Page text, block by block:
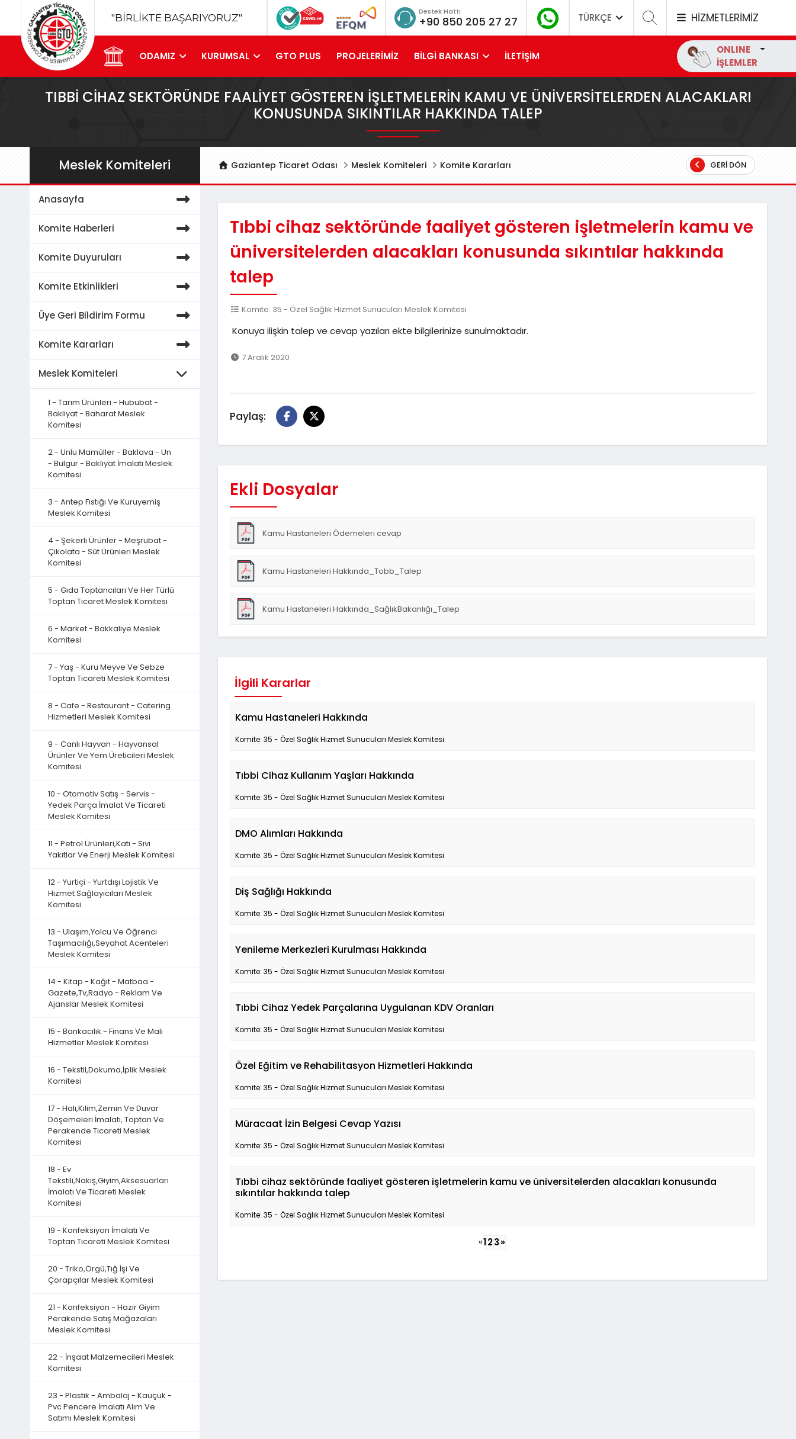
"BİRLİKTE BAŞARIYORUZ"
Destek Hattı
+90 850 205 27 27 TÜRKÇE HİZMETLERİMİZ
ODAMIZ KURUMSAL GTO PLUS PROJELERİMİZ BİLGİ BANKASI İLETİŞİM
ONLINE
İŞLEMLER
TIBBI CIHAZ SEKTÖRÜNDE FAALIYET GÖSTEREN IŞLETMELERIN KAMU VE ÜNIVERSITELERDEN ALACAKLARI
KONUSUNDA SIKINTILAR HAKKINDA TALEP
Gaziantep Ticaret Odası Meslek Komiteleri Komite Kararları GERI DÖN
Meslek Komiteleri
Anasayfa
Komite Haberleri
Komite Duyuruları
Komite Etkinlikleri
Üye Geri Bildirim Formu
Komite Kararları
Meslek Komiteleri
1 - Tarım Ürünleri - Hububat -
Bakliyat - Baharat Meslek
Komitesi
2 - Unlu Mamüller - Baklava - Un
- Bulgur - Bakliyat İmalatı Meslek
Komitesi
3 - Antep Fıstığı Ve Kuruyemiş
Meslek Komitesi
4 - Şekerli Ürünler - Meşrubat -
Çikolata - Süt Ürünleri Meslek
Komitesi
5 - Gıda Toptancıları Ve Her Türlü
Toptan Ticaret Meslek Komitesi
6 - Market - Bakkaliye Meslek
Komitesi
7 - Yaş - Kuru Meyve Ve Sebze
Toptan Ticareti Meslek Komitesi
8 - Cafe - Restaurant - Catering
Hizmetleri Meslek Komitesi
9 - Canlı Hayvan - Hayvansal
Ürünler Ve Yem Üreticileri Meslek
Komitesi
10 - Otomotiv Satış - Servis -
Yedek Parça İmalat Ve Ticareti
Meslek Komitesi
11 - Petrol Ürünleri,Katı - Sıvı
Yakıtlar Ve Enerji Meslek Komitesi
12 - Yurtiçi - Yurtdışı Lojistik Ve
Hizmet Sağlayıcıları Meslek
Komitesi
13 - Ulaşım,Yolcu Ve Öğrenci
Taşımacılığı,Seyahat Acenteleri
Meslek Komitesi
14 - Kitap - Kağıt - Matbaa -
Gazete,Tv,Radyo - Reklam Ve
Ajanslar Meslek Komitesi
15 - Bankacılık - Finans Ve Mali
Hizmetler Meslek Komitesi
16 - Tekstil,Dokuma,İplik Meslek
Komitesi
17 - Halı,Kilim,Zemin Ve Duvar
Döşemeleri İmalatı, Toptan Ve
Perakende Ticareti Meslek
Komitesi
18 - Ev
Tekstili,Nakış,Giyim,Aksesuarları
İmalatı Ve Ticareti Meslek
Komitesi
19 - Konfeksiyon İmalatı Ve
Toptan Ticareti Meslek Komitesi
20 - Triko,Örgü,Tığ İşi Ve
Çorapçılar Meslek Komitesi
21 - Konfeksiyon - Hazır Giyim
Perakende Satış Mağazaları
Meslek Komitesi
22 - İnşaat Malzemecileri Meslek
Komitesi
23 - Plastik - Ambalaj - Kauçuk -
Pvc Pencere İmalatı Alım Ve
Satımı Meslek Komitesi
Tıbbi cihaz sektöründe faaliyet gösteren işletmelerin kamu ve
üniversitelerden alacakları konusunda sıkıntılar hakkında
talep
Komite: 35 - Özel Sağlık Hizmet Sunucuları Meslek Komitesi
Konuya ilişkin talep ve cevap yazıları ekte bilgilerinize sunulmaktadır.
7 Aralık 2020
Paylaş:
Ekli Dosyalar
Kamu Hastaneleri Ödemeleri cevap
Kamu Hastaneleri Hakkında_Tobb_Talep
Kamu Hastaneleri Hakkında_SağlıkBakanlığı_Talep
İlgili Kararlar
Kamu Hastaneleri Hakkında
Komite: 35 - Özel Sağlık Hizmet Sunucuları Meslek Komitesi
Tıbbi Cihaz Kullanım Yaşları Hakkında
Komite: 35 - Özel Sağlık Hizmet Sunucuları Meslek Komitesi
DMO Alımları Hakkında
Komite: 35 - Özel Sağlık Hizmet Sunucuları Meslek Komitesi
Diş Sağlığı Hakkında
Komite: 35 - Özel Sağlık Hizmet Sunucuları Meslek Komitesi
Yenileme Merkezleri Kurulması Hakkında
Komite: 35 - Özel Sağlık Hizmet Sunucuları Meslek Komitesi
Tıbbi Cihaz Yedek Parçalarına Uygulanan KDV Oranları
Komite: 35 - Özel Sağlık Hizmet Sunucuları Meslek Komitesi
Özel Eğitim ve Rehabilitasyon Hizmetleri Hakkında
Komite: 35 - Özel Sağlık Hizmet Sunucuları Meslek Komitesi
Müracaat İzin Belgesi Cevap Yazısı
Komite: 35 - Özel Sağlık Hizmet Sunucuları Meslek Komitesi
Tıbbi cihaz sektöründe faaliyet gösteren işletmelerin kamu ve üniversitelerden alacakları konusunda
sıkıntılar hakkında talep
Komite: 35 - Özel Sağlık Hizmet Sunucuları Meslek Komitesi
«123»